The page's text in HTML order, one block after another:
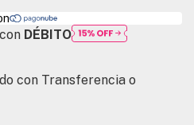
DÉBITO
con Transferencia o